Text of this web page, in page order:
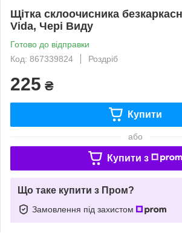
Щітка склоочисника
Vida, Чері Виду
Готово до відправки
Код: 867339824
Роздріб
225 ₴
Купити
або
Купити з
Що таке купити з Пром?
Замовлення під захистом